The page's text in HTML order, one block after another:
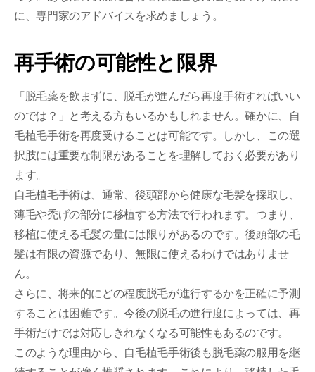
に、専門家のアドバイスを求めましょう。
再手術の可能性と限界
「脱毛薬を飲まずに、脱毛が進んだら再度手術すればいい
のでは？」と考える方もいるかもしれません。確かに、自
毛植毛手術を再度受けることは可能です。しかし、この選
択肢には重要な制限があることを理解しておく必要があり
ます。
自毛植毛手術は、通常、後頭部から健康な毛髪を採取し、
薄毛や禿げの部分に移植する方法で行われます。つまり、
移植に使える毛髪の量には限りがあるのです。後頭部の毛
髪は有限の資源であり、無限に使えるわけではありませ
ん。
さらに、将来的にどの程度脱毛が進行するかを正確に予測
することは困難です。今後の脱毛の進行度によっては、再
手術だけでは対応しきれなくなる可能性もあるのです。
このような理由から、自毛植毛手術後も脱毛薬の服用を継